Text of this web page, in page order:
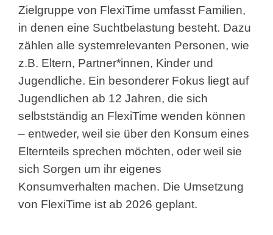
Zielgruppe von FlexiTime umfasst Familien,
in denen eine Suchtbelastung besteht. Dazu
zählen alle systemrelevanten Personen, wie
z.B. Eltern, Partner*innen, Kinder und
Jugendliche. Ein besonderer Fokus liegt auf
Jugendlichen ab 12 Jahren, die sich
selbstständig an FlexiTime wenden können
– entweder, weil sie über den Konsum eines
Elternteils sprechen möchten, oder weil sie
sich Sorgen um ihr eigenes
Konsumverhalten machen. Die Umsetzung
von FlexiTime ist ab 2026 geplant.